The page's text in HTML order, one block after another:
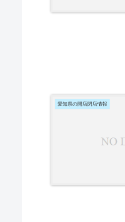
愛知県の開店閉店情報